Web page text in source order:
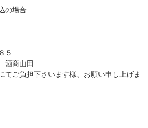
の場合
５
商山田
ご負担下さいます様、お願い申し上げま